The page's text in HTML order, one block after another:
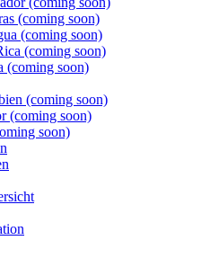
(coming soon)
(coming soon)
(coming soon)
(coming soon)
(coming soon)
(coming soon)
soon)